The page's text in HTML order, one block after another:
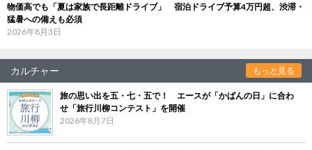
物価高でも「夏は家族で長距離ドライブ」 宿泊ドライブ予算4万円超、渋滞・
猛暑への備えも必須
2026年8月3日
カルチャー もっと見る
旅の思い出を五・七・五で！ エースが「かばんの日」に合わ
せ「旅行川柳コンテスト」を開催
2026年8月7日